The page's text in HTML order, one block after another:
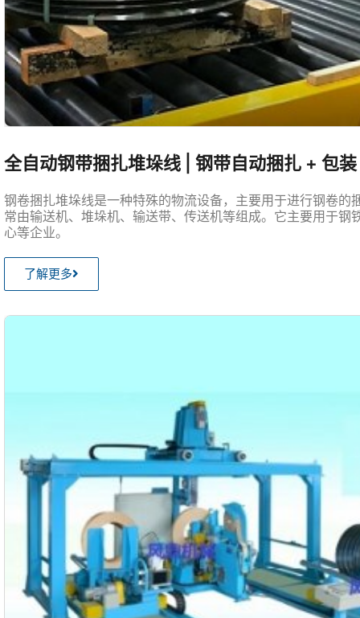
全自动钢带捆扎堆垛线 | 钢带自动捆扎 + 包
钢卷捆扎堆垛线是一种特殊的物流设备，主要用于进行钢卷的
常由输送机、堆垛机、输送带、传送机等组成。它主要用于钢
心等企业。
了解更多